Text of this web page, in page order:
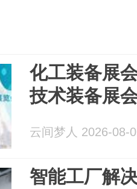
化工装备展
技术装备展
云间梦人 2026-08-
智能工厂解